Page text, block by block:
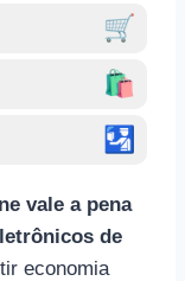
🛒
🛍️
🛂
vale a pena
de
economia